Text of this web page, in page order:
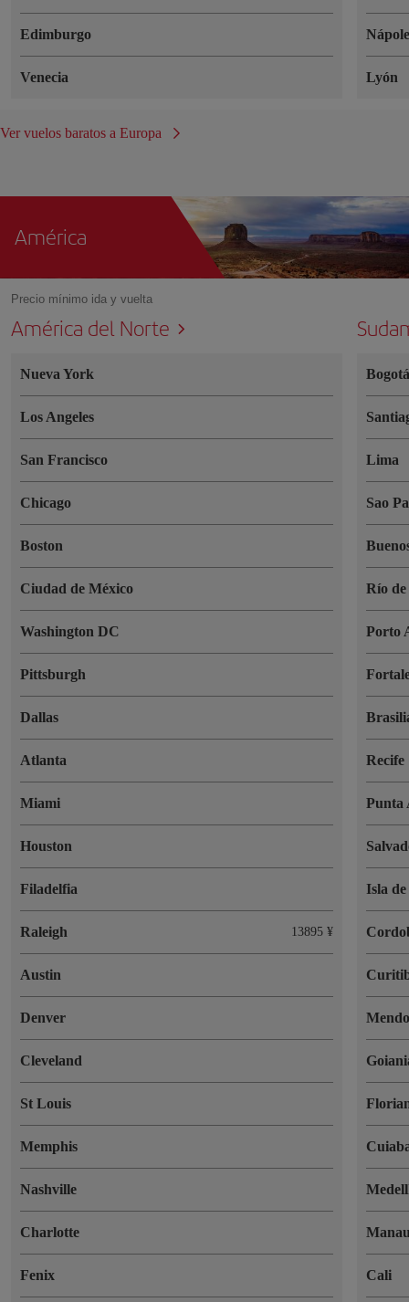
Edimburgo
Venecia Lyón
Ver vuelos baratos a Europa
América
Precio mínimo ida y vuelta
América del Norte
Nueva York
Los Angeles
San Francisco
Chicago
Boston
Ciudad de México
Washington DC
Pittsburgh
Dallas
Atlanta
Miami
Houston
Filadelfia
Raleigh 13895 ¥
Austin
Denver
Cleveland
St Louis
Memphis
Nashville
Charlotte
Fenix
Lima
Sao
Río
Porto
Recife
Punta
Isla de
Cali